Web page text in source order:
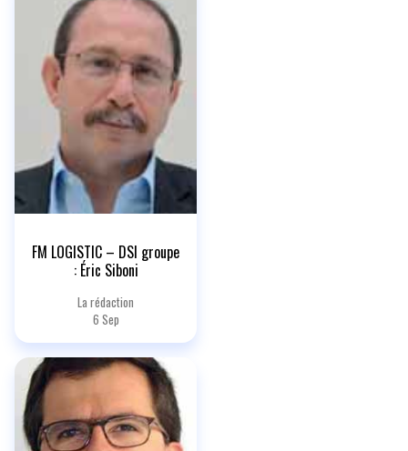
FM LOGISTIC – DSI groupe
: Éric Siboni
La rédaction
6 Sep